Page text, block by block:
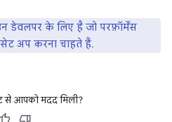
डेवलपर के लिए है जो परफ़ॉर्मेंस
सेट अप करना चाहते हैं.
से आपको मदद मिली?